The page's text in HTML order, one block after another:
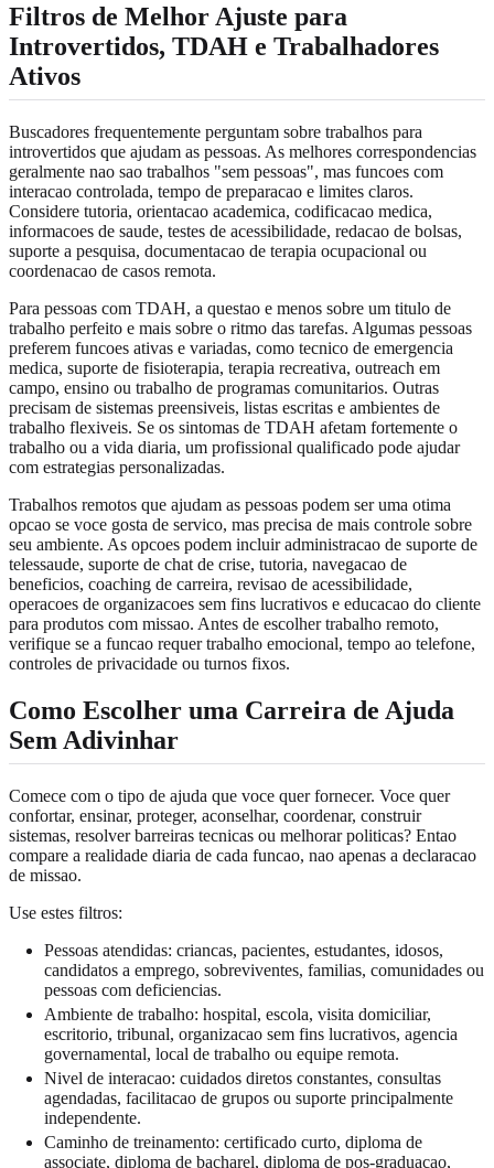
Filtros de Melhor Ajuste para
Introvertidos, TDAH e Trabalhadores
Ativos
Buscadores frequentemente perguntam sobre trabalhos para
introvertidos que ajudam as pessoas. As melhores correspondencias
geralmente nao sao trabalhos "sem pessoas", mas funcoes com
interacao controlada, tempo de preparacao e limites claros.
Considere tutoria, orientacao academica, codificacao medica,
informacoes de saude, testes de acessibilidade, redacao de bolsas,
suporte a pesquisa, documentacao de terapia ocupacional ou
coordenacao de casos remota.
Para pessoas com TDAH, a questao e menos sobre um titulo de
trabalho perfeito e mais sobre o ritmo das tarefas. Algumas pessoas
preferem funcoes ativas e variadas, como tecnico de emergencia
medica, suporte de fisioterapia, terapia recreativa, outreach em
campo, ensino ou trabalho de programas comunitarios. Outras
precisam de sistemas preensiveis, listas escritas e ambientes de
trabalho flexiveis. Se os sintomas de TDAH afetam fortemente o
trabalho ou a vida diaria, um profissional qualificado pode ajudar
com estrategias personalizadas.
Trabalhos remotos que ajudam as pessoas podem ser uma otima
opcao se voce gosta de servico, mas precisa de mais controle sobre
seu ambiente. As opcoes podem incluir administracao de suporte de
telessaude, suporte de chat de crise, tutoria, navegacao de
beneficios, coaching de carreira, revisao de acessibilidade,
operacoes de organizacoes sem fins lucrativos e educacao do cliente
para produtos com missao. Antes de escolher trabalho remoto,
verifique se a funcao requer trabalho emocional, tempo ao telefone,
controles de privacidade ou turnos fixos.
Como Escolher uma Carreira de Ajuda
Sem Adivinhar
Comece com o tipo de ajuda que voce quer fornecer. Voce quer
confortar, ensinar, proteger, aconselhar, coordenar, construir
sistemas, resolver barreiras tecnicas ou melhorar politicas? Entao
compare a realidade diaria de cada funcao, nao apenas a declaracao
de missao.
Use estes filtros:
Pessoas atendidas: criancas, pacientes, estudantes, idosos,
candidatos a emprego, sobreviventes, familias, comunidades ou
pessoas com deficiencias.
Ambiente de trabalho: hospital, escola, visita domiciliar,
escritorio, tribunal, organizacao sem fins lucrativos, agencia
governamental, local de trabalho ou equipe remota.
Nivel de interacao: cuidados diretos constantes, consultas
agendadas, facilitacao de grupos ou suporte principalmente
independente.
Caminho de treinamento: certificado curto, diploma de
associate, diploma de bacharel, diploma de pos-graduacao,